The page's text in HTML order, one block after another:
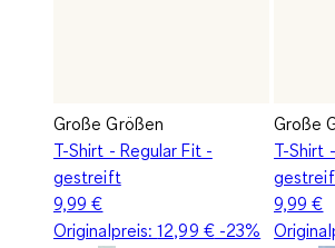
Große Größen
T-Shirt - Regular Fit -
gestreift
9,99 €
Originalpreis:12,99 €-23%
Große
T-Shirt
9,99 €